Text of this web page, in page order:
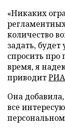
«Никаких
количество
задать,
спросить про
время, я
приводитРИА
Она
все